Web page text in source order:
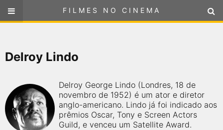
FILMES NO CINEMA
Delroy Lindo
Delroy George Lindo (Londres, 18 de
novembro de 1952) é um ator e diretor
anglo-americano. Lindo já foi indicado aos
prêmios Oscar, Tony e Screen Actors
Guild, e venceu um Satellite Award.
FILMES NO CINEMA
FILMES EM CARTAZ
PRÓXIMOS LANÇAMENTOS
GÊNEROS